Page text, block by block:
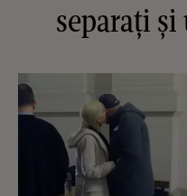
separați